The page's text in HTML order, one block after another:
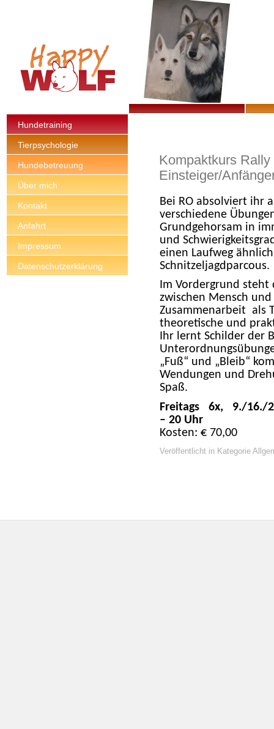
Hundetraining
Tierpsychologie
Hundebetreuung
Über mich
Kontakt
Anfahrt
Impressum
Datenschutzerklärung
Kompaktkurs
Einsteiger/
Bei RO absolviert ihr
verschiedene
Grundgehorsam in
und
einen Laufweg
Im Vordergrund
zwischen Mensch
Zusammenarbeit als
theoretische und
Ihr lernt Schilder der
„Fuß“ und „Bleib“
Wendungen und
Spaß.
Freitags 6x,
9./16./
– 20 Uhr
Kosten: € 70,00
Veröffentlicht in Kategorie